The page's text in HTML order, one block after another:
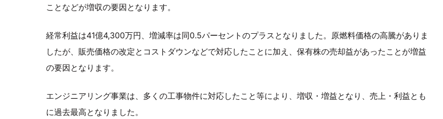
ことなどが増収の要因となります。
経常利益は41億4,300万円、増減率は同0.5パーセントのプラスとなりました。原燃料価格の高騰がありま
したが、販売価格の改定とコストダウンなどで対応したことに加え、保有株の売却益があったことが増益
の要因となります。
エンジニアリング事業は、多くの工事物件に対応したこと等により、増収・増益となり、売上・利益とも
に過去最高となりました。